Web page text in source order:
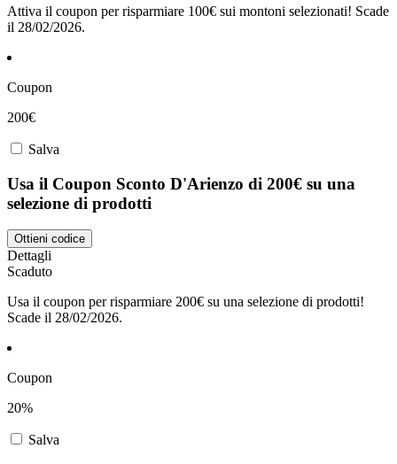
Attiva il coupon per risparmiare 100€ sui montoni selezionati! Scade
il 28/02/2026.
Coupon
200€
Salva
Usa il Coupon Sconto D'Arienzo di 200€ su una
selezione di prodotti
Ottieni codice
Dettagli
Scaduto
Usa il coupon per risparmiare 200€ su una selezione di prodotti!
Scade il 28/02/2026.
Coupon
20%
Salva